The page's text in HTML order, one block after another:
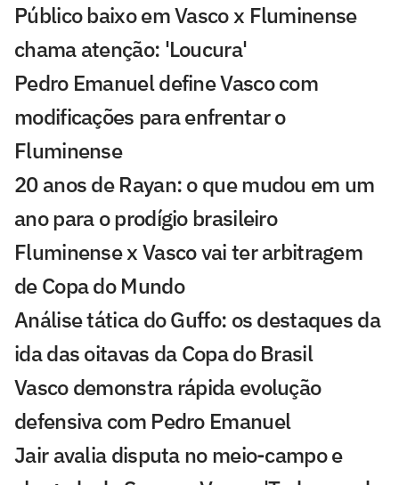
Público baixo em Vasco x Fluminense
chama atenção: 'Loucura'
Pedro Emanuel define Vasco com
modificações para enfrentar o
Fluminense
20 anos de Rayan: o que mudou em um
ano para o prodígio brasileiro
Fluminense x Vasco vai ter arbitragem
de Copa do Mundo
Análise tática do Guffo: os destaques da
ida das oitavas da Copa do Brasil
Vasco demonstra rápida evolução
defensiva com Pedro Emanuel
Jair avalia disputa no meio-campo e